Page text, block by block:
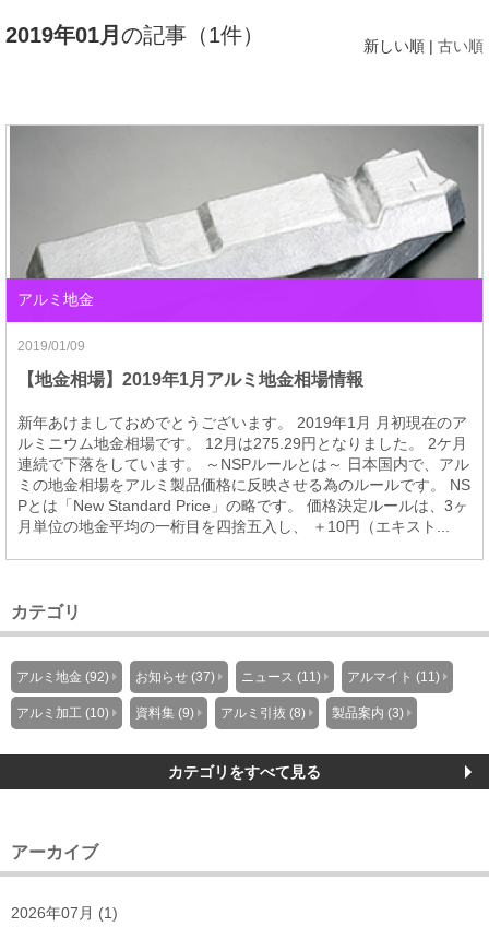
048-477-7331 受付時間：平日8:30～17:30
2019年01月 の記事（1件） 新しい順 | 古い順
アルミ地金
2019/01/09
【地金相場】2019年1月アルミ地金相場情報
新年あけましておめでとうございます。 2019年1月 月初現在のア
ルミニウム地金相場です。 12月は275.29円となりました。 2ケ月
連続で下落をしています。 ～NSPルールとは～ 日本国内で、アル
ミの地金相場をアルミ製品価格に反映させる為のルールです。 NS
Pとは「New Standard Price」の略です。 価格決定ルールは、3ヶ
月単位の地金平均の一桁目を四捨五入し、 ＋10円（エキスト...
カテゴリ
アルミ地金 (92) お知らせ (37) ニュース (11) アルマイト (11)
アルミ加工 (10) 資料集 (9) アルミ引抜 (8) 製品案内 (3)
カテゴリをすべて見る
アーカイブ
2026年07月 (1)